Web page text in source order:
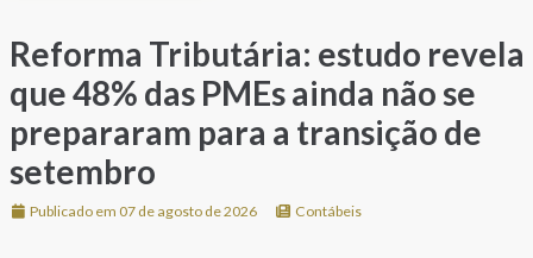
Reforma Tributária: estudo revela
que 48% das PMEs ainda não se
prepararam para a transição de
setembro
Publicado em 07 de agosto de 2026 Contábeis